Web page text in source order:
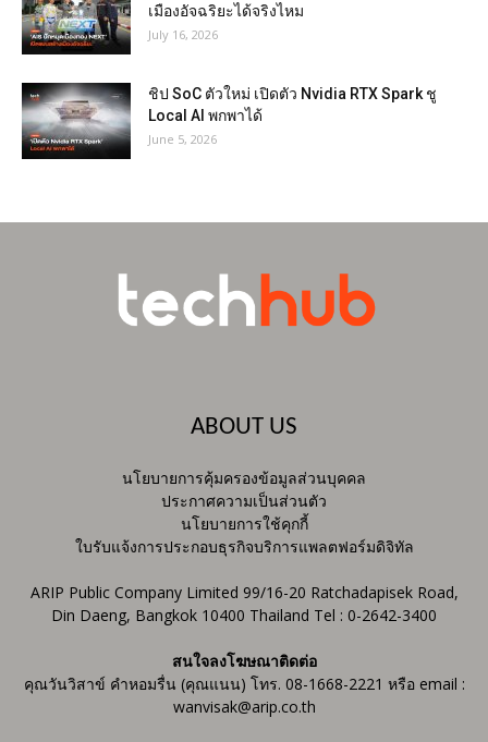
เมืองอัจฉริยะได้จริงไหม
July 16, 2026
ชิป SoC ตัวใหม่ เปิดตัว Nvidia RTX Spark ชู
Local AI พกพาได้
June 5, 2026
ABOUT US
นโยบายการคุ้มครองข้อมูลส่วนบุคคล
ประกาศความเป็นส่วนตัว
นโยบายการใช้คุกกี้
ใบรับแจ้งการประกอบธุรกิจบริการแพลตฟอร์มดิจิทัล
ARIP Public Company Limited 99/16-20 Ratchadapisek Road,
Din Daeng, Bangkok 10400 Thailand Tel : 0-2642-3400
สนใจลงโฆษณาติดต่อ
คุณวันวิสาข์ คำหอมรื่น (คุณแนน) โทร. 08-1668-2221 หรือ email :
wanvisak@arip.co.th